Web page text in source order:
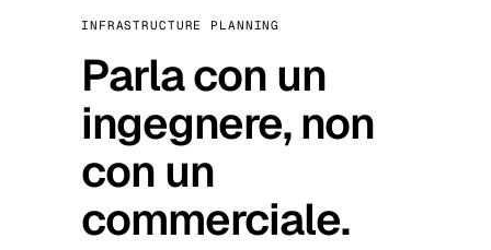
INFRASTRUCTURE PLANNING
Parla con un
ingegnere, non
con un
commerciale.